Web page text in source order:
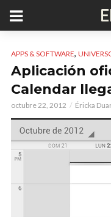
APPS & SOFTWARE,
Aplicación
Calendar
octubre 22, 2012 Éricka